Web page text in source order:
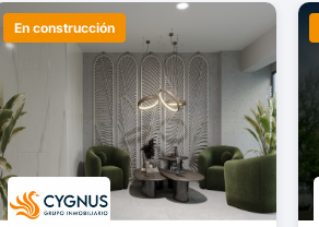
En construcción